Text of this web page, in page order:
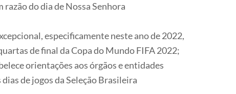
do dia de Nossa Senhora
especificamente neste ano de 2022,
de final da Copa do Mundo FIFA 2022;
orientações aos órgãos e entidades
de jogos da Seleção Brasileira